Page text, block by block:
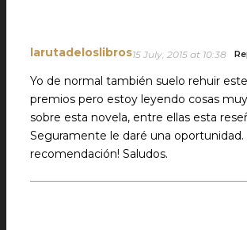
larutadeloslibros15 July, 2015 at 10:38
Yo de normal también suelo rehuir
premios pero estoy leyendo cosas
sobre esta novela, entre ellas esta
Seguramente le daré una oportunidad.
recomendación! Saludos.